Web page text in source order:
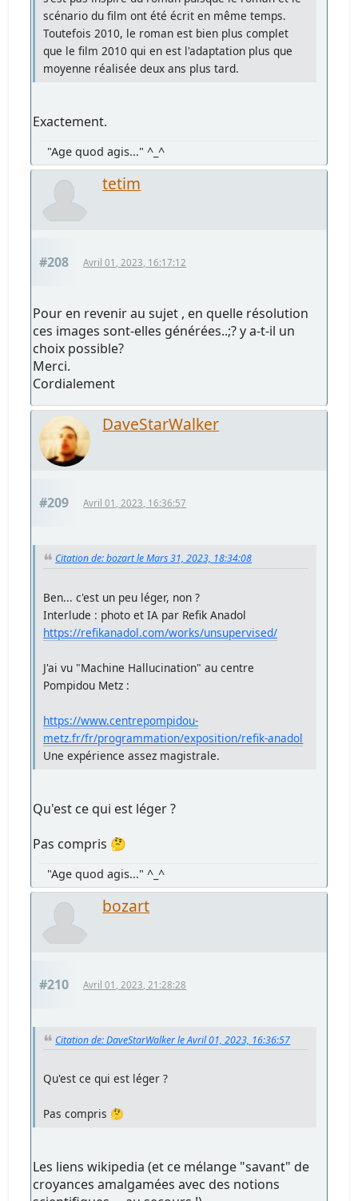
scénario du film ont été écrit en même temps.
Toutefois 2010, le roman est bien plus complet
que le film 2010 qui en est l'adaptation plus que
moyenne réalisée deux ans plus tard.
Exactement.
"Age quod agis..." ^_^
tetim
#208 Avril 01, 2023, 16:17:12
Pour en revenir au sujet , en quelle résolution
ces images sont-elles générées..;? y a-t-il un
choix possible?
Merci.
Cordialement
DaveStarWalker
#209 Avril 01, 2023, 16:36:57
Citation de: bozart le Mars 31, 2023, 18:34:08
Ben... c'est un peu léger, non ?
Interlude : photo et IA par Refik Anadol
https://refikanadol.com/works/unsupervised/
J'ai vu "Machine Hallucination" au centre
Pompidou Metz :
https://www.centrepompidou-
metz.fr/fr/programmation/exposition/refik-anadol
Une expérience assez magistrale.
Qu'est ce qui est léger ?
Pas compris 🤔
"Age quod agis..." ^_^
bozart
#210 Avril 01, 2023, 21:28:28
Citation de: DaveStarWalker le Avril 01, 2023, 16:36:57
Qu'est ce qui est léger ?
Pas compris 🤔
Les liens wikipedia (et ce mélange "savant" de
croyances amalgamées avec des notions